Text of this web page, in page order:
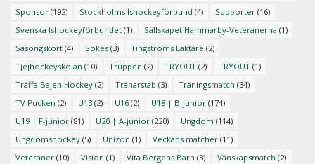
Sponsor (192) Stockholms Ishockeyförbund (4) Supporter (16)
Svenska Ishockeyförbundet (1) Sällskapet Hammarby-Veteranerna (1)
Säsongskort (4) Sökes (3) Tingströms Läktare (2)
Tjejhockeyskolan (10) Truppen (2) TRYOUT (2) TRYOUT (1)
Träffa Bajen Hockey (2) Tränarstab (3) Träningsmatch (34)
TV Pucken (2) U13 (2) U16 (2) U18 | B-junior (174)
U19 | F-junior (81) U20 | A-junior (220) Ungdom (114)
Ungdomshockey (5) Unizon (1) Veckans matcher (11)
Veteraner (10) Vision (1) Vita Bergens Barn (3) Vänskapsmatch (2)